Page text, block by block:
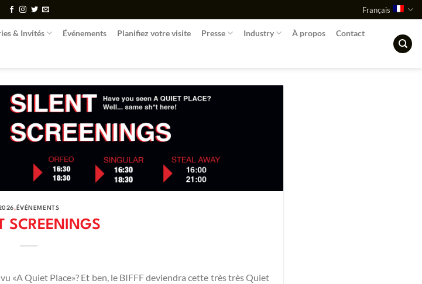
Français
& Invités Événements Planifiez votre visite Presse Industry À propos Contact
, ÉVÉNEMENTS
SCREENINGS
«A Quiet Place»? Et ben, le BIFFF deviendra cette très très Quiet